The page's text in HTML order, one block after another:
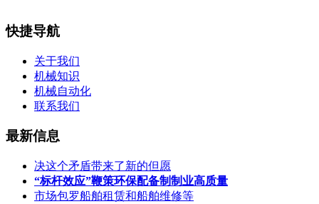
快捷导航
关于我们
机械知识
机械自动化
联系我们
最新信息
决这个矛盾带来了新的但愿
“标杆效应”鞭策环保配备制制业高质量
市场包罗船舶租赁和船舶维修等